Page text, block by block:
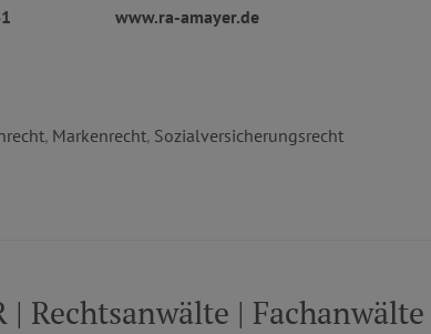
www.ra-amayer.de
, Markenrecht, Sozialversicherungsrecht
| Rechtsanwälte | Fachanwälte